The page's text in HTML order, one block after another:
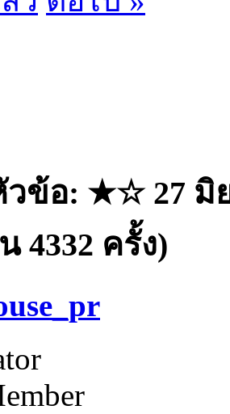
ข้อ: ★☆ 27 มิย
4332 ครั้ง)